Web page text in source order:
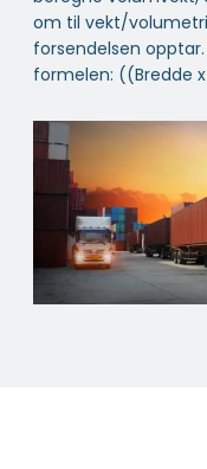
om til vekt/
forsendelsen
formelen: ((Bredde